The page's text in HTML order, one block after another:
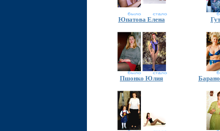
Юпатова Елена
Пшонко Юлия